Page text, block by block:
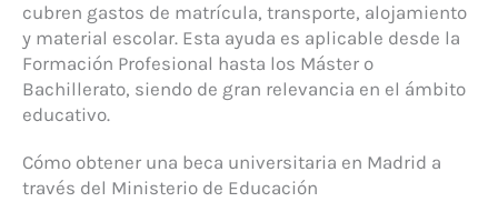
cubren gastos de matrícula, transporte, alojamiento
y material escolar. Esta ayuda es aplicable desde la
Formación Profesional hasta los Máster o
Bachillerato, siendo de gran relevancia en el ámbito
educativo.
Cómo obtener una beca universitaria en Madrid a
través del Ministerio de Educación